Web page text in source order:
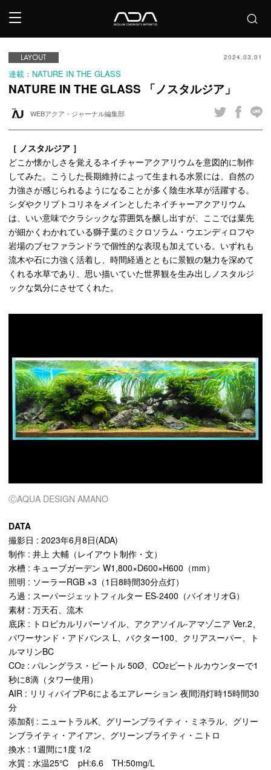
LAYOUT 2024.03.01
連載：NATURE IN THE GLASS
NATURE IN THE GLASS 「ノスタルジア」
WEBアクア・ジャーナル編集部
［ ノスタルジア ］
どこか懐かしさを覚えるネイチャーアクアリウムを意図的に制作
してみた。こうした長期維持によって生まれる水景には、自然の
力強さが感じられるようになることが多く陰生水草が活躍する。
シダやクリプトコリネをメインとしたネイチャーアクアリウム
は、いい意味でクラシックな雰囲気を醸し出すが、ここでは葉先
が細かくわかれている獅子葉のミクロソラム・ウエンディロフや
岩場のブセファランドラで個性的な表現も加えている。いずれも
流木や石に力強く活着し、時間経過とともに景観の魅力を深めて
くれる水草であり、思い描いていた世界観を生み出しノスタルジ
ックな気分にさせてくれた。
ⒸAQUA DESIGN AMANO
DATA
撮影日 : 2023年6月8日(ADA)
制作 : 井上 大輔（レイアウト制作・文）
水槽 : キューブガーデン W1,800×D600×H600（mm）
照明 : ソーラーRGB ×3（1日8時間30分点灯）
ろ過 : スーパージェットフィルター ES-2400（バイオリオG）
素材 : 万天石、流木
底床 : トロピカルリバーソイル、アクアソイル-アマゾニア Ver.2、
パワーサンド・アドバンス L、バクター100、クリアスーパー、ト
ルマリンBC
CO2 : パレングラス・ビートル 50Ø、CO2ビートルカウンターで1
秒に8滴（タワー使用）
AIR : リリィパイプP-6によるエアレーション 夜間消灯時15時間30
分
添加剤 : ニュートラルK、グリーンブライティ・ミネラル、グリー
ンブライティ・アイアン、グリーンブライティ・ニトロ
換水 : 1週間に1度 1/2
水質 : 水温25℃ pH:6.6 TH:50mg/L